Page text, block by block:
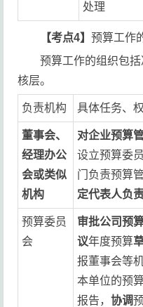
处理
【考点4】预算工作
预算工作的组织包
核层。
负责机构 具体任务、
董事会、
经理办公
会或类似
机构
对企业预算
设立预算委
门负责预算
定代表人负
预算委员
会
审批公司预
议年度预算
报董事会等
本单位的预
报告，协调